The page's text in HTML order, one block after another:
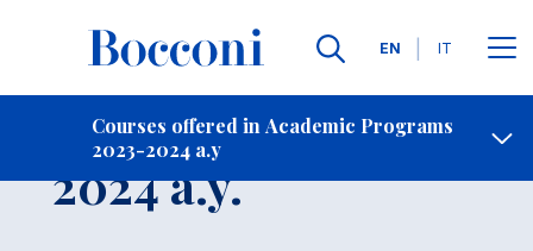
Languages
EN IT
Courses offered in Academic Programs
2023-2024 a.y
Contact Us
Course 2023-
2024 a.y.